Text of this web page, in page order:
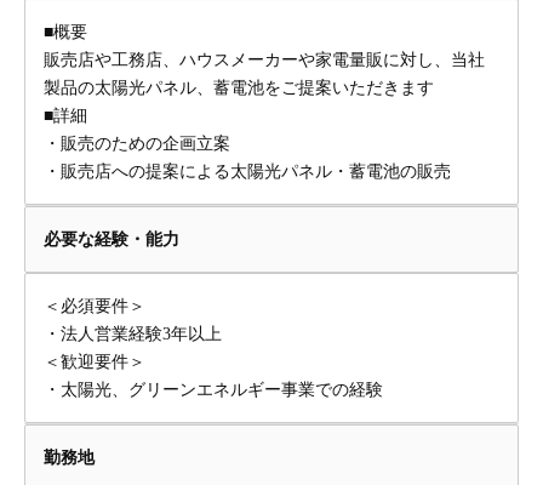
■概要
販売店や工務店、ハウスメーカーや家電量販に対し、当社
製品の太陽光パネル、蓄電池をご提案いただきます
■詳細
・販売のための企画立案
・販売店への提案による太陽光パネル・蓄電池の販売
必要な経験・能力
＜必須要件＞
・法人営業経験3年以上
＜歓迎要件＞
・太陽光、グリーンエネルギー事業での経験
勤務地